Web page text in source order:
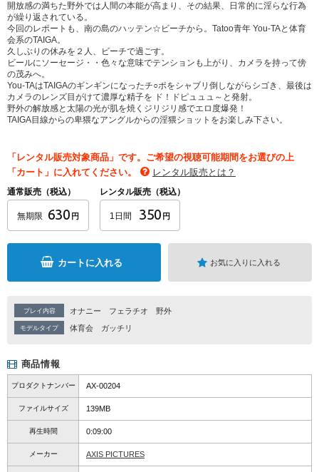
開放感の満ちた野外では人間の本能が高まり、その結果、日常的に淫らな行為
が繰り返されている。
今回のレポートも、南の島のハッテン☆ビーチから。Tatoo青年 You-TAと体育
会系のTAIGA。
久しぶりの休みを２人、ビーチで過ごす。
ビールにソーセージ・・色々な意味でテンションも上がり、カメラを持って傍
の茂みへ。
You-TAはTAIGAのギンギンになったチ○ポをシャブリ倒しながらシゴき、最後は
カメラのレンズ目がけて濃厚な精子を ド！ドピュュュ～と発射。
野外の解放感と太陽の光が肌を焼くジリジリ感でエロ度爆発！
TAIGA目線からの卑猥なアングルからの淫猥ショットをお楽しみ下さい。
「レンタル販売対象商品」です。ご希望の視聴可能期間をお選びの上
「カート」に入れてください。
レンタル販売とは？
通常販売（税込）
無期限 630 円
レンタル販売（税込）
1日間 350 円
カートに入れる お気に入りに入れる
プレイ内容 オナニー フェラチオ 野外
モデルタイプ 体育会 ガッチリ
商品情報
プロダクトナンバー AX-00204
ファイルサイズ 139MB
再生時間 0:09:00
メーカー AXIS PICTURES